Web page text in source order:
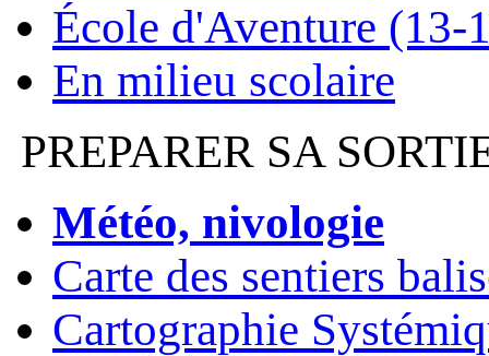
École d'Aventure (13-
En milieu scolaire
PREPARER SA
Météo, nivologie
Carte des sentiers
Cartographie